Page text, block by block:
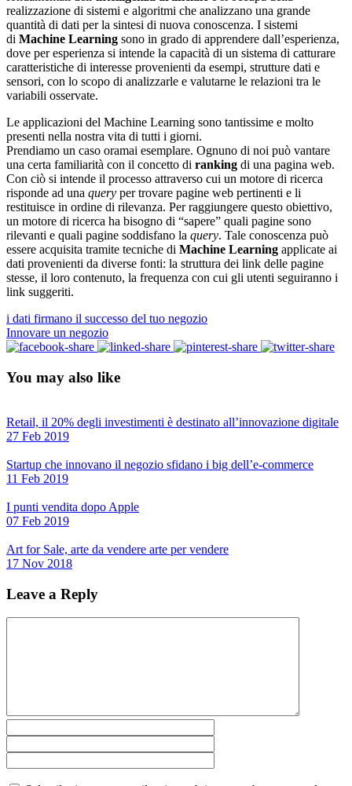
realizzazione di sistemi e algoritmi che analizzano una grande
quantità di dati per la sintesi di nuova conoscenza. I sistemi
di Machine Learning sono in grado di apprendere dall’esperienza,
dove per esperienza si intende la capacità di un sistema di catturare
caratteristiche di interesse provenienti da esempi, strutture dati e
sensori, con lo scopo di analizzarle e valutarne le relazioni tra le
variabili osservate.
Le applicazioni del Machine Learning sono tantissime e molto
presenti nella nostra vita di tutti i giorni.
Prendiamo un caso oramai esemplare. Ognuno di noi può vantare
una certa familiarità con il concetto di ranking di una pagina web.
Con ciò si intende il processo attraverso cui un motore di ricerca
risponde ad una query per trovare pagine web pertinenti e li
restituisce in ordine di rilevanza. Per raggiungere questo obiettivo,
un motore di ricerca ha bisogno di “sapere” quali pagine sono
rilevanti e quali pagine soddisfano la query. Tale conoscenza può
essere acquisita tramite tecniche di Machine Learning applicate ai
dati provenienti da diverse fonti: la struttura dei link delle pagine
stesse, il loro contenuto, la frequenza con cui gli utenti seguiranno i
link suggeriti.
i dati firmano il successo del tuo negozio
Innovare un negozio
You may also like
Retail, il 20% degli investimenti è destinato all’innovazione digitale
27 Feb 2019
Startup che innovano il negozio sfidano i big dell’e-commerce
11 Feb 2019
I punti vendita dopo Apple
07 Feb 2019
Art for Sale, arte da vendere arte per vendere
17 Nov 2018
Leave a Reply